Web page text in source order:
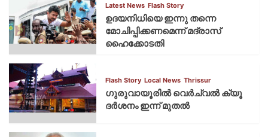
Latest News Flash Story
ഉദയനിധിയെ ഇന്നു തന്നെ
മോചിപ്പിക്കണമെന്ന് മദ്രാസ്
ഹൈക്കോടതി
Flash Story Local News Thrissur
ഗുരുവായൂരില്‍ വെര്‍ച്വല്‍ ക്യൂ
ദര്‍ശനം ഇന്ന് മുതല്‍